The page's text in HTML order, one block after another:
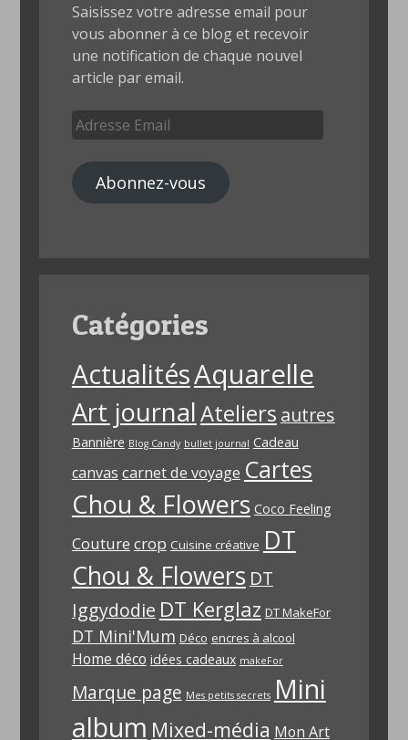
Saisissez votre adresse email pour
vous abonner à ce blog et recevoir
une notification de chaque nouvel
article par email.
Adresse
Email
Abonnez-vous
Catégories
ActualitésAquarelle
Art journalAteliers autres
Bannière Blog Candy bullet journal Cadeau
canvas carnet de voyage Cartes
Chou & Flowers Coco Feeling
Couture crop Cuisine créative DT
Chou & Flowers DT
Iggydodie DT Kerglaz DT MakeFor
DT Mini'Mum Déco encres à alcool
Home déco idées cadeaux makeFor
Marque page Mes petits secrets Mini
album Mixed-média Mon Art